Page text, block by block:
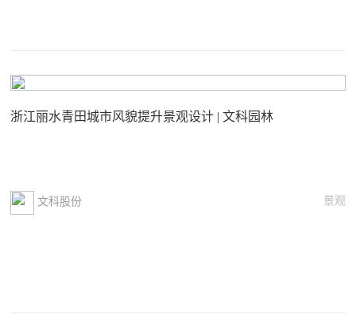
浙江丽水青田城市风貌提升景观设计 | 文科园林
文科股份 景观